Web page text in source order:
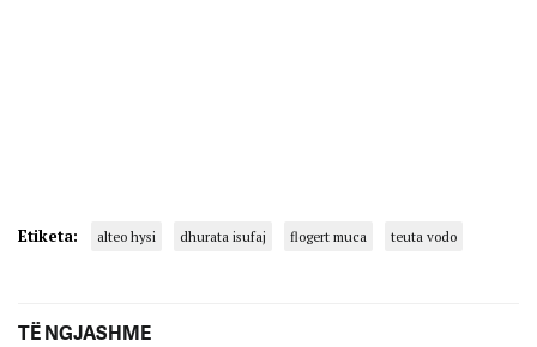
Etiketa: alteo hysi dhurata isufaj flogert muca teuta vodo
TË NGJASHME